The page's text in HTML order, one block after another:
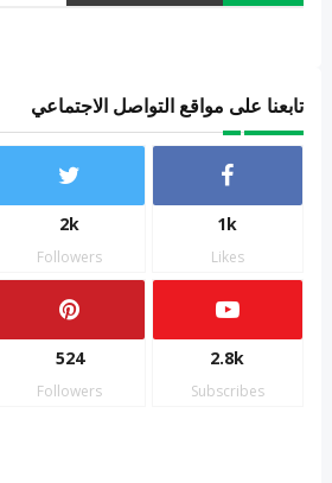
تابعنا على مواقع التواصل الاجتماعي
1k
Likes
2k
Followers
2.8k
Subscribes
524
Followers